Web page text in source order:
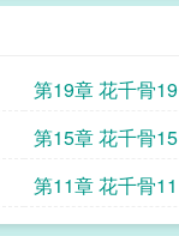
第19章 花千骨19
第15章 花千骨15
第11章 花千骨11